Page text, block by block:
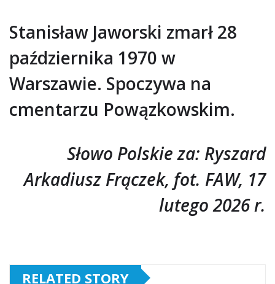
Stanisław Jaworski zmarł 28
października 1970 w
Warszawie. Spoczywa na
cmentarzu Powązkowskim.
Słowo Polskie za: Ryszard
Arkadiusz Frączek, fot. FAW, 17
lutego 2026 r.
RELATED STORY